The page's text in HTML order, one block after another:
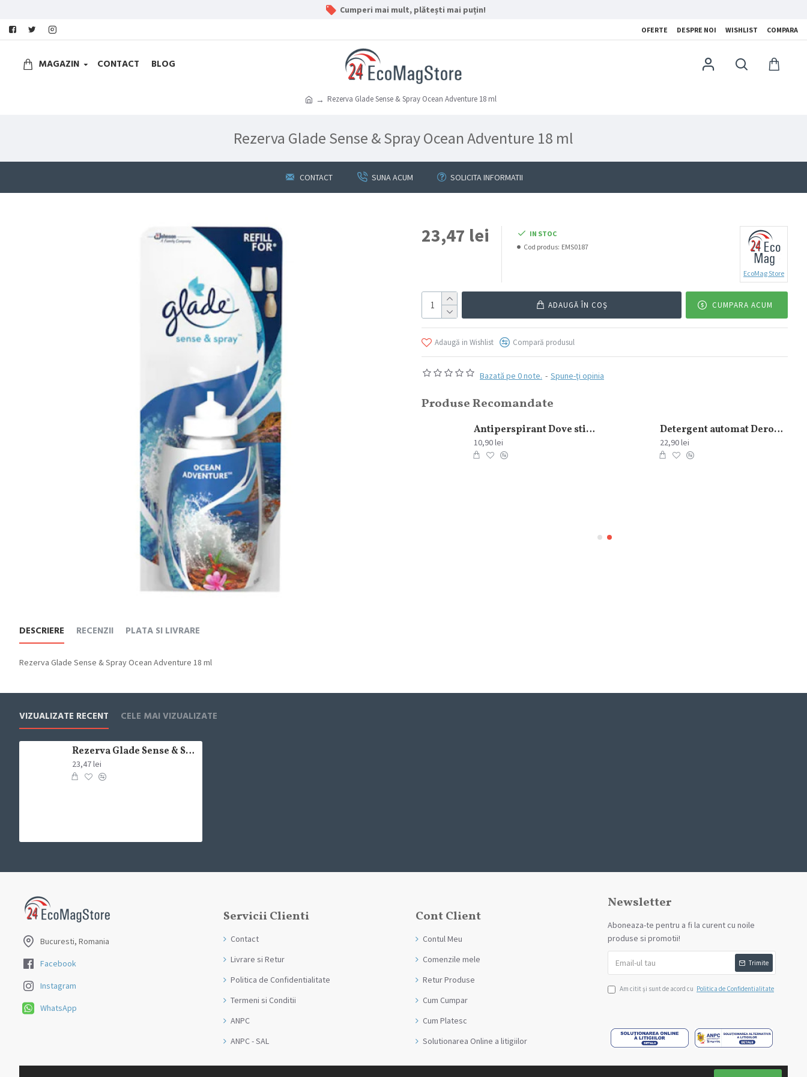
Cumperi mai mult, plătești mai puțin!
OFERTE DESPRE NOI WISHLIST COMPARA
MAGAZIN CONTACT BLOG
Rezerva Glade Sense & Spray Ocean Adventure 18 ml
Rezerva Glade Sense & Spray Ocean Adventure 18 ml
CONTACT SUNA ACUM SOLICITA INFORMATII
Bazată pe 0 note. - Spune-ţi opinia
23,47 lei
IN STOC
Cod produs: EMS0187
EcoMag Store
ADAUGĂ ÎN COŞ CUMPARA ACUM
Adaugă in Wishlist Compară produsul
Produse Recomandate
Antiperspirant Dove stick Invisible Dry Woman 40 ml
10,90 lei
Detergent automat Dero Levantica si Iasomie 2in1, 1.5 kg 20 spalari
22,90 lei
DESCRIERE RECENZII PLATA SI LIVRARE
Rezerva Glade Sense & Spray Ocean Adventure 18 ml
VIZUALIZATE RECENT CELE MAI VIZUALIZATE
Rezerva Glade Sense & Spray Ocean Adventure 18 ml
23,47 lei
Bucuresti, Romania
Facebook
Instagram
WhatsApp
Servicii Clienti
Contact
Livrare si Retur
Politica de Confidentialitate
Termeni si Conditii
ANPC
ANPC - SAL
Cont Client
Contul Meu
Comenzile mele
Retur Produse
Cum Cumpar
Cum Platesc
Solutionarea Online a litigiilor
Newsletter
Aboneaza-te pentru a fi la curent cu noile
produse si promotii!
Trimite
Am citit şi sunt de acord cu Politica de Confidentialitate